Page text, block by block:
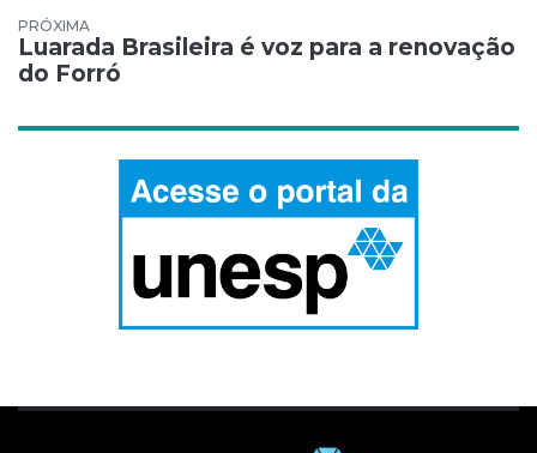
Luarada Brasileira é voz para a renovação
do Forró